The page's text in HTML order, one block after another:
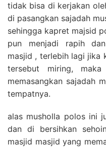
tidak bisa di kerjakan
di pasangkan sajadah
sehingga kapret majsid
pun menjadi rapih
masjid , terlebih lagi jika
tersebut miring,
memasangkan sajadah
tempatnya.
alas musholla polos ini
dan di bersihkan
masjid masjid yang